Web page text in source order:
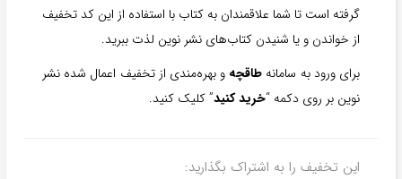
گرفته است تا شما علاقمندان به کتاب با استفاده از این کد تخفیف
از خواندن و یا شنیدن کتاب‌های نشر نوین لذت ببرید.
برای ورود به سامانه طاقچه و بهره‌مندی از تخفیف اعمال شده نشر
نوین بر روی دکمه “خرید کنید” کلیک کنید.
این تخفیف را به اشتراک بگذارید: